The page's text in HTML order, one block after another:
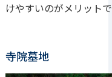
けやすいのがメリット
寺院墓地